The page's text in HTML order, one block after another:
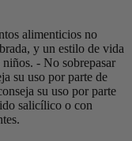
alimenticios no
y un estilo de vida
- No sobrepasar
su uso por parte de
su uso por parte
salicílico o con